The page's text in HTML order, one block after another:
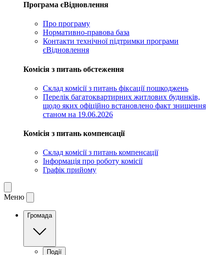
Програма єВідновлення
Про програму
Нормативно-правова база
Контакти технічної підтримки програми
єВідновлення
Комісія з питань обстеження
Склад комісії з питань фіксації пошкоджень
Перелік багатоквартирних житлових будинків,
щодо яких офіційно встановлено факт знищення
станом на 19.06.2026
Комісія з питань компенсації
Склад комісії з питань компенсації
Інформація про роботу комісії
Графік прийому
Меню
Громада
Події